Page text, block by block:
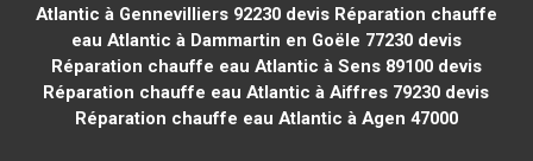
Atlantic à Gennevilliers 92230devis Réparation chauffe
eau Atlantic à Dammartin en Goële 77230devis
Réparation chauffe eau Atlantic à Sens 89100devis
Réparation chauffe eau Atlantic à Aiffres 79230 devis
Réparation chauffe eau Atlantic à Agen 47000